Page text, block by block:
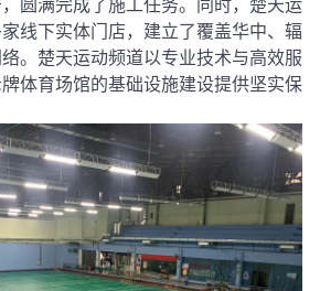
圆满完成了施工任务。同时，楚天运
线下实体门店，建立了覆盖华中、辐
。楚天运动频道以专业技术与高效服
体育场馆的基础设施建设提供坚实保